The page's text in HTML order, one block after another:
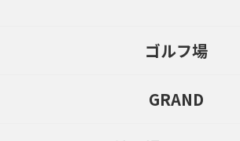
ゴルフ場
GRAND